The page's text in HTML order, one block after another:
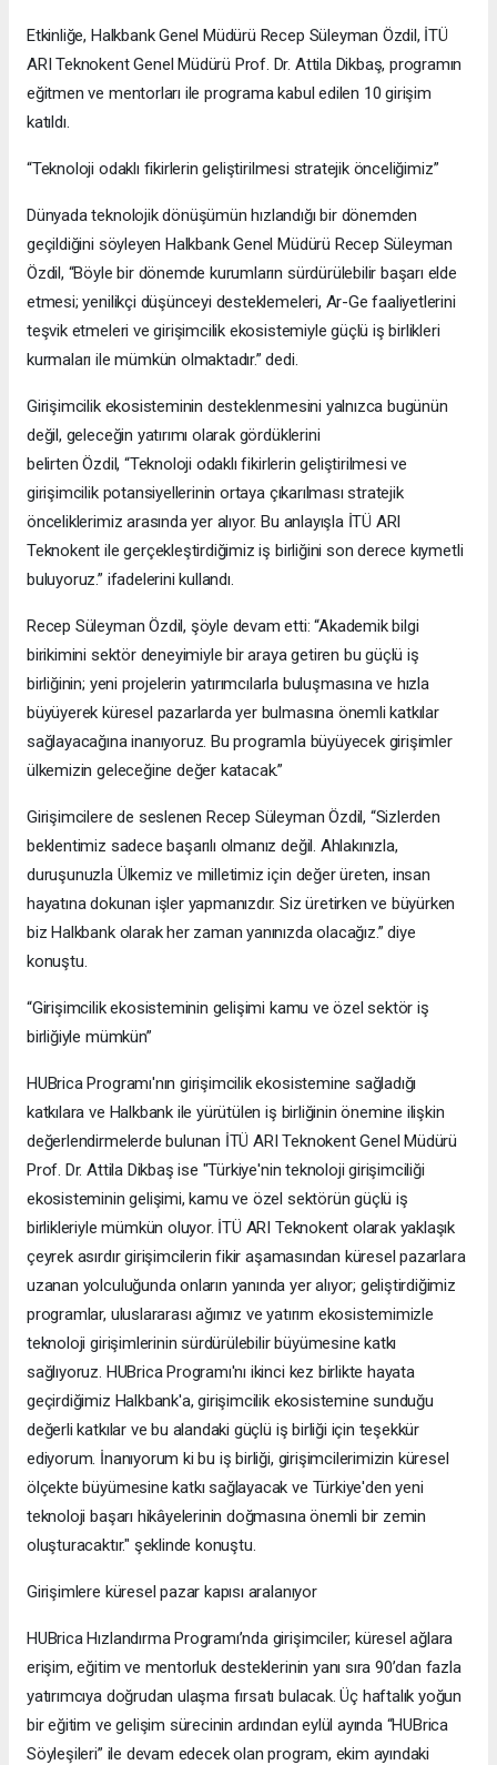
Etkinliğe, Halkbank Genel Müdürü Recep Süleyman Özdil, İTÜ
ARI Teknokent Genel Müdürü Prof. Dr. Attila Dikbaş, programın
eğitmen ve mentorları ile programa kabul edilen 10 girişim
katıldı.
“Teknoloji odaklı fikirlerin geliştirilmesi stratejik önceliğimiz”
Dünyada teknolojik dönüşümün hızlandığı bir dönemden
geçildiğini söyleyen Halkbank Genel Müdürü Recep Süleyman
Özdil, “Böyle bir dönemde kurumların sürdürülebilir başarı elde
etmesi; yenilikçi düşünceyi desteklemeleri, Ar-Ge faaliyetlerini
teşvik etmeleri ve girişimcilik ekosistemiyle güçlü iş birlikleri
kurmaları ile mümkün olmaktadır.” dedi.
Girişimcilik ekosisteminin desteklenmesini yalnızca bugünün
değil, geleceğin yatırımı olarak gördüklerini
belirten Özdil, “Teknoloji odaklı fikirlerin geliştirilmesi ve
girişimcilik potansiyellerinin ortaya çıkarılması stratejik
önceliklerimiz arasında yer alıyor. Bu anlayışla İTÜ ARI
Teknokent ile gerçekleştirdiğimiz iş birliğini son derece kıymetli
buluyoruz.” ifadelerini kullandı.
Recep Süleyman Özdil, şöyle devam etti: “Akademik bilgi
birikimini sektör deneyimiyle bir araya getiren bu güçlü iş
birliğinin; yeni projelerin yatırımcılarla buluşmasına ve hızla
büyüyerek küresel pazarlarda yer bulmasına önemli katkılar
sağlayacağına inanıyoruz. Bu programla büyüyecek girişimler
ülkemizin geleceğine değer katacak.”
Girişimcilere de seslenen Recep Süleyman Özdil, “Sizlerden
beklentimiz sadece başarılı olmanız değil. Ahlakınızla,
duruşunuzla Ülkemiz ve milletimiz için değer üreten, insan
hayatına dokunan işler yapmanızdır. Siz üretirken ve büyürken
biz Halkbank olarak her zaman yanınızda olacağız.” diye
konuştu.
“Girişimcilik ekosisteminin gelişimi kamu ve özel sektör iş
birliğiyle mümkün”
HUBrica Programı'nın girişimcilik ekosistemine sağladığı
katkılara ve Halkbank ile yürütülen iş birliğinin önemine ilişkin
değerlendirmelerde bulunan İTÜ ARI Teknokent Genel Müdürü
Prof. Dr. Attila Dikbaş ise "Türkiye'nin teknoloji girişimciliği
ekosisteminin gelişimi, kamu ve özel sektörün güçlü iş
birlikleriyle mümkün oluyor. İTÜ ARI Teknokent olarak yaklaşık
çeyrek asırdır girişimcilerin fikir aşamasından küresel pazarlara
uzanan yolculuğunda onların yanında yer alıyor; geliştirdiğimiz
programlar, uluslararası ağımız ve yatırım ekosistemimizle
teknoloji girişimlerinin sürdürülebilir büyümesine katkı
sağlıyoruz. HUBrica Programı'nı ikinci kez birlikte hayata
geçirdiğimiz Halkbank'a, girişimcilik ekosistemine sunduğu
değerli katkılar ve bu alandaki güçlü iş birliği için teşekkür
ediyorum. İnanıyorum ki bu iş birliği, girişimcilerimizin küresel
ölçekte büyümesine katkı sağlayacak ve Türkiye'den yeni
teknoloji başarı hikâyelerinin doğmasına önemli bir zemin
oluşturacaktır." şeklinde konuştu.
Girişimlere küresel pazar kapısı aralanıyor
HUBrica Hızlandırma Programı’nda girişimciler; küresel ağlara
erişim, eğitim ve mentorluk desteklerinin yanı sıra 90’dan fazla
yatırımcıya doğrudan ulaşma fırsatı bulacak. Üç haftalık yoğun
bir eğitim ve gelişim sürecinin ardından eylül ayında “HUBrica
Söyleşileri” ile devam edecek olan program, ekim ayındaki